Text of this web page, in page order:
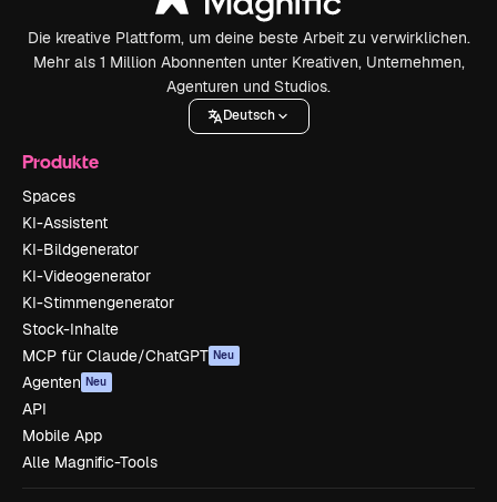
Die kreative Plattform, um deine beste Arbeit zu verwirklichen.
Mehr als 1 Million Abonnenten unter Kreativen, Unternehmen,
Agenturen und Studios.
Deutsch
Produkte
Spaces
KI-Assistent
KI-Bildgenerator
KI-Videogenerator
KI-Stimmengenerator
Stock-Inhalte
MCP für Claude/ChatGPT Neu
Agenten Neu
API
Mobile App
Alle Magnific-Tools